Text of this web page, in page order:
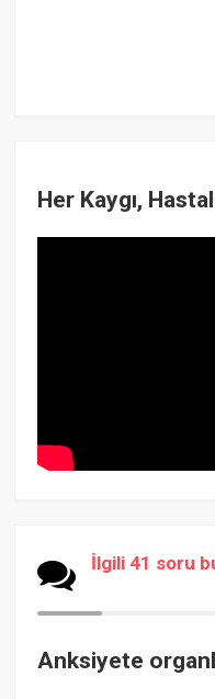
Her Kaygı,
İlgili 41 soru
Anksiyete